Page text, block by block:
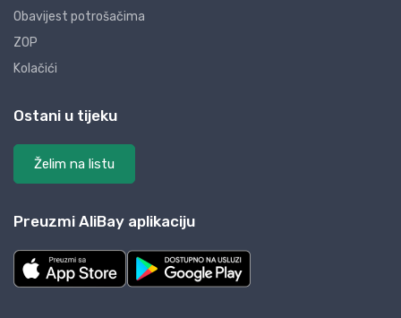
Obavijest potrošačima
ZOP
Kolačići
Ostani u tijeku
Želim na listu
Preuzmi AliBay aplikaciju